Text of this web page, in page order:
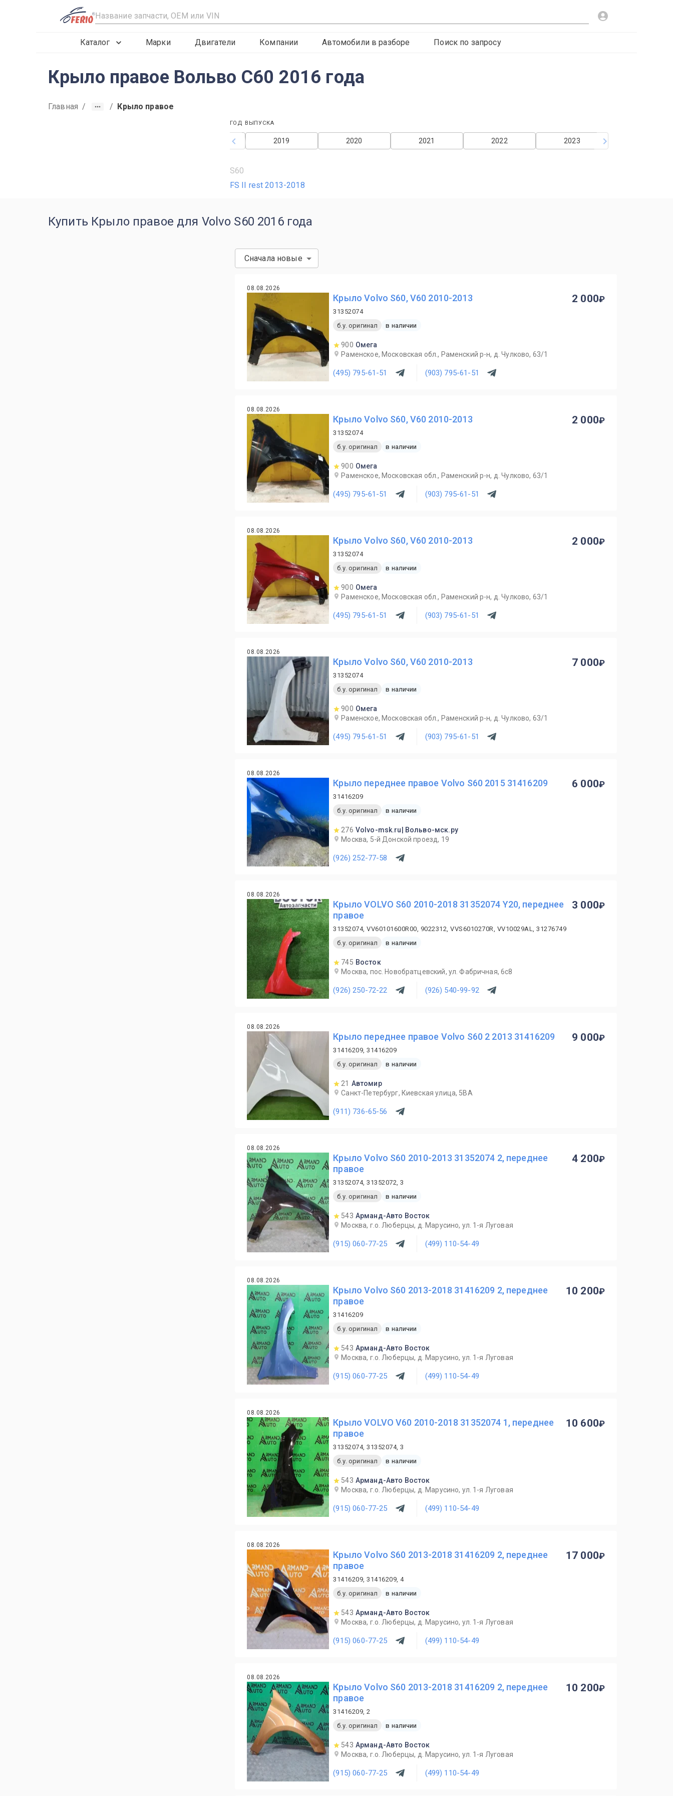
R
Каталог Марки Двигатели Компании Автомобили в разборе Поиск по запросу
Крыло правое Вольво С60 2016 года
Главная / / Крыло правое
ГОД ВЫПУСКА
2023
2022
2021
2020
2019
S60
FS II rest 2013-2018
Купить Крыло правое для Volvo S60 2016 года
Сначала новые
08.08.2026
Крыло Volvo S60, V60 2010-2013
31352074
б.у. оригинал
в наличии
900 Омега
Раменское, Московская обл., Раменский р-н, д. Чулково, 63/1
(495) 795-61-51 (903) 795-61-51
2 000
08.08.2026
Крыло Volvo S60, V60 2010-2013
31352074
б.у. оригинал
в наличии
900 Омега
Раменское, Московская обл., Раменский р-н, д. Чулково, 63/1
(495) 795-61-51 (903) 795-61-51
2 000
08.08.2026
Крыло Volvo S60, V60 2010-2013
31352074
б.у. оригинал
в наличии
900 Омега
Раменское, Московская обл., Раменский р-н, д. Чулково, 63/1
(495) 795-61-51 (903) 795-61-51
2 000
08.08.2026
Крыло Volvo S60, V60 2010-2013
31352074
б.у. оригинал
в наличии
900 Омега
Раменское, Московская обл., Раменский р-н, д. Чулково, 63/1
(495) 795-61-51 (903) 795-61-51
7 000
08.08.2026
Крыло переднее правое Volvo S60 2015 31416209
31416209
б.у. оригинал
в наличии
276 Volvo-msk.ru| Вольво-мск.ру
Москва, 5-й Донской проезд, 19
(926) 252-77-58
6 000
08.08.2026
Крыло VOLVO S60 2010-2018 31352074 Y20, переднее
правое
31352074, VV60101600R00, 9022312, VVS6010270R, VV10029AL, 31276749
б.у. оригинал
в наличии
745 Восток
Москва, пос. Новобратцевский, ул. Фабричная, 6с8
(926) 250-72-22 (926) 540-99-92
3 000
08.08.2026
Крыло переднее правое Volvo S60 2 2013 31416209
31416209, 31416209
б.у. оригинал
в наличии
21 Автомир
Санкт-Петербург, Киевская улица, 5ВА
(911) 736-65-56
9 000
08.08.2026
Крыло Volvo S60 2010-2013 31352074 2, переднее
правое
31352074, 31352072, 3
б.у. оригинал
в наличии
543 Арманд-Авто Восток
Москва, г.о. Люберцы, д. Марусино, ул. 1-я Луговая
(915) 060-77-25 (499) 110-54-49
4 200
08.08.2026
Крыло Volvo S60 2013-2018 31416209 2, переднее
правое
31416209
б.у. оригинал
в наличии
543 Арманд-Авто Восток
Москва, г.о. Люберцы, д. Марусино, ул. 1-я Луговая
(915) 060-77-25 (499) 110-54-49
10 200
08.08.2026
Крыло VOLVO V60 2010-2018 31352074 1, переднее
правое
31352074, 31352074, 3
б.у. оригинал
в наличии
543 Арманд-Авто Восток
Москва, г.о. Люберцы, д. Марусино, ул. 1-я Луговая
(915) 060-77-25 (499) 110-54-49
10 600
08.08.2026
Крыло Volvo S60 2013-2018 31416209 2, переднее
правое
31416209, 31416209, 4
б.у. оригинал
в наличии
543 Арманд-Авто Восток
Москва, г.о. Люберцы, д. Марусино, ул. 1-я Луговая
(915) 060-77-25 (499) 110-54-49
17 000
08.08.2026
Крыло Volvo S60 2013-2018 31416209 2, переднее
правое
31416209, 2
б.у. оригинал
в наличии
543 Арманд-Авто Восток
Москва, г.о. Люберцы, д. Марусино, ул. 1-я Луговая
(915) 060-77-25 (499) 110-54-49
10 200